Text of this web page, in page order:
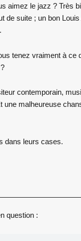
aimez le jazz ? Très
de suite ; un bon
tenez vraiment à ce
contemporain,
une malheureuse
dans leurs cases.
question :